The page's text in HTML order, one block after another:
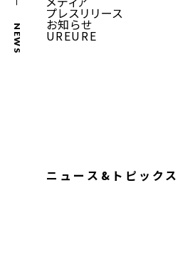
NEWS
プレスリリース
お知らせ
UREURE
ニュース&トピックス